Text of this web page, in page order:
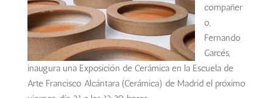
compañer
o,
Fernando
Garcés,
inaugura una Exposición de Cerámica en la Escuela de
Arte Francisco Alcántara(Cerámica) de Madrid el próximo